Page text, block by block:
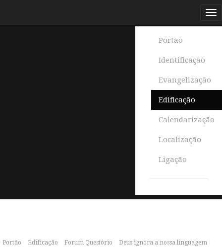
Portão
Identificação
Evangelização
Edificação
Calendarização
Localização
Ligação
Portão Edificação Forum Questório
Deus ignora a nossa linguagem